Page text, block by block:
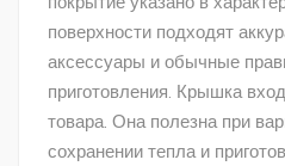
поверхности подходят
аксессуары и обычные
приготовления. Крышка
товара. Она полезна при
сохранении тепла и